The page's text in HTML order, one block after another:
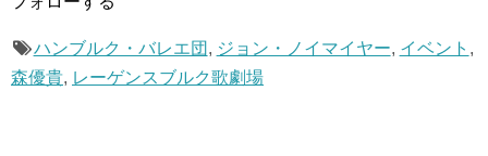
ハンブルク・バレエ団 , ジョン・ノイマイヤー, イベント ,
森優貴, レーゲンスブルク歌劇場